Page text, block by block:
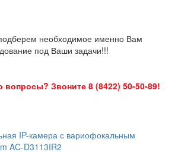
необходимое именно Вам
под Ваши задачи!!!
вопросы? Звоните 8 (8422) 50-50-89!